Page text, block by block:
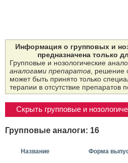
Информация о групповых и
предназначена только
Групповые и нозологические
аналогами препаратов, решение
может быть принято только
терапии в отсутствие препаратов
Скрыть групповые и
Групповые аналоги: 16
Название Форма